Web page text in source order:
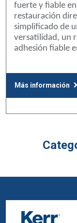
fuerte y fiable
restauración
simplificado de
versatilidad, un
adhesión fiable
Más información